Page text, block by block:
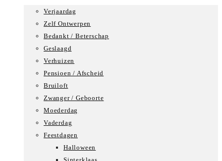
Verjaardag
Zelf Ontwerpen
Bedankt / Beterschap
Geslaagd
Verhuizen
Pensioen / Afscheid
Bruiloft
Zwanger / Geboorte
Moederdag
Vaderdag
Feestdagen
Halloween